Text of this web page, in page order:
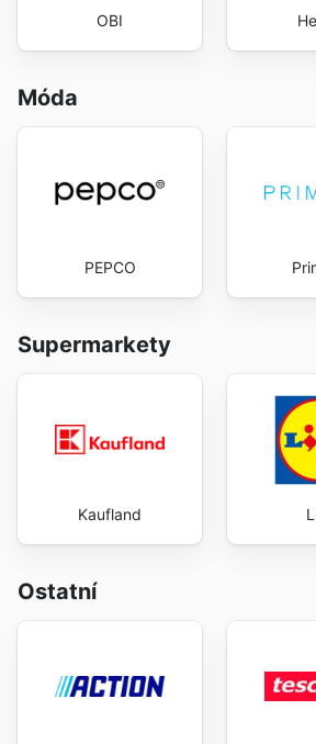
OBI
Móda
PEPCO
Supermarkety
Kaufland
Ostatní